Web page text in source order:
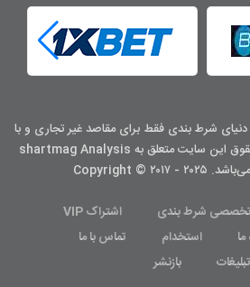
شرط بندی فقط برای مقاصد غیر تجاری و با
ذکر منبع بلامانع است. کليه حقوق اين سايت متعلق به shartmag Analysis
شرط بندی
اشتراک VIP
ما استخدام
تماس با ما
تبلیغات
بازنشر